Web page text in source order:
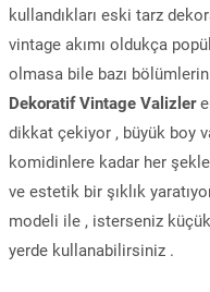
kullandıkları eski tarz
vintage akımı oldukça
olmasa bile bazı
Dekoratif Vintage Valizler
dikkat çekiyor , büyük boy
komidinlere kadar her
ve estetik bir şıklık
modeli ile , isterseniz
yerde kullanabilirsiniz .